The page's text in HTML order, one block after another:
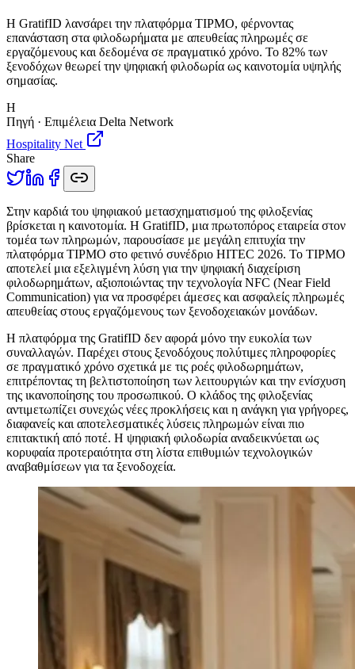
Η GratifID λανσάρει την πλατφόρμα TIPMO, φέρνοντας
επανάσταση στα φιλοδωρήματα με απευθείας πληρωμές σε
εργαζόμενους και δεδομένα σε πραγματικό χρόνο. Το 82% των
ξενοδόχων θεωρεί την ψηφιακή φιλοδωρία ως καινοτομία υψηλής
σημασίας.
H
Πηγή · Επιμέλεια Delta Network
Hospitality Net
Share
Στην καρδιά του ψηφιακού μετασχηματισμού της φιλοξενίας
βρίσκεται η καινοτομία. Η GratifID, μια πρωτοπόρος εταιρεία στον
τομέα των πληρωμών, παρουσίασε με μεγάλη επιτυχία την
πλατφόρμα TIPMO στο φετινό συνέδριο HITEC 2026. Το TIPMO
αποτελεί μια εξελιγμένη λύση για την ψηφιακή διαχείριση
φιλοδωρημάτων, αξιοποιώντας την τεχνολογία NFC (Near Field
Communication) για να προσφέρει άμεσες και ασφαλείς πληρωμές
απευθείας στους εργαζόμενους των ξενοδοχειακών μονάδων.
Η πλατφόρμα της GratifID δεν αφορά μόνο την ευκολία των
συναλλαγών. Παρέχει στους ξενοδόχους πολύτιμες πληροφορίες
σε πραγματικό χρόνο σχετικά με τις ροές φιλοδωρημάτων,
επιτρέποντας τη βελτιστοποίηση των λειτουργιών και την ενίσχυση
της ικανοποίησης του προσωπικού. Ο κλάδος της φιλοξενίας
αντιμετωπίζει συνεχώς νέες προκλήσεις και η ανάγκη για γρήγορες,
διαφανείς και αποτελεσματικές λύσεις πληρωμών είναι πιο
επιτακτική από ποτέ. Η ψηφιακή φιλοδωρία αναδεικνύεται ως
κορυφαία προτεραιότητα στη λίστα επιθυμιών τεχνολογικών
αναβαθμίσεων για τα ξενοδοχεία.